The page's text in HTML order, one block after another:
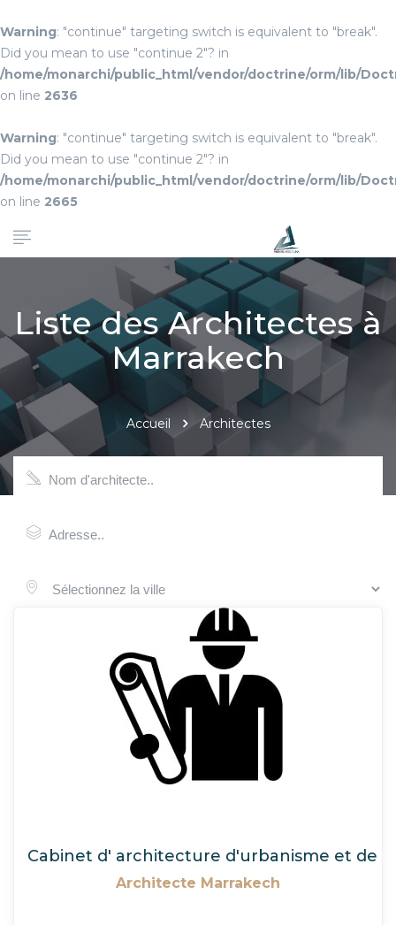
Warning: "continue" targeting switch is equivalent to "break".
Did you mean to use "continue 2"? in
/home/monarchi/public_html/vendor/doctrine/orm/lib/
on line 2636
Warning: "continue" targeting switch is equivalent to "break".
Did you mean to use "continue 2"? in
/home/monarchi/public_html/vendor/doctrine/orm/lib/
on line 2665
Liste des Architectes à
Marrakech
Accueil Architectes
Cabinet d' architecture d'urbanisme et de
Architecte Marrakech